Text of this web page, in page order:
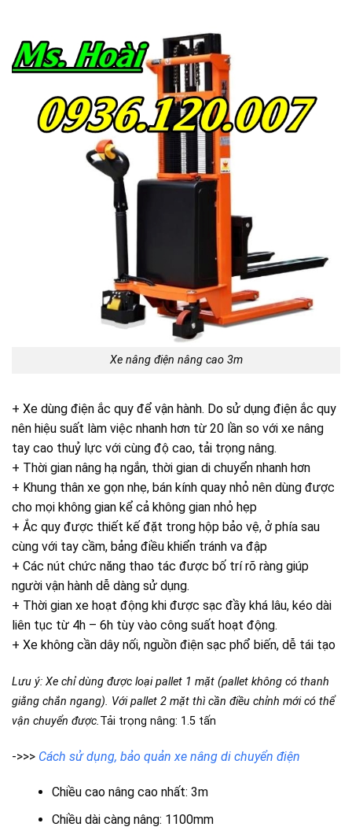
Xe nâng điện nâng cao 3m
+ Xe dùng điện ắc quy để vận hành. Do sử dụng điện ắc quy
nên hiệu suất làm việc nhanh hơn từ 20 lần so với xe nâng
tay cao thuỷ lực với cùng độ cao, tải trọng nâng.
+ Thời gian nâng hạ ngắn, thời gian di chuyển nhanh hơn
+ Khung thân xe gọn nhẹ, bán kính quay nhỏ nên dùng được
cho mọi không gian kể cả không gian nhỏ hẹp
+ Ắc quy được thiết kế đặt trong hộp bảo vệ, ở phía sau
cùng với tay cầm, bảng điều khiển tránh va đập
+ Các nút chức năng thao tác được bố trí rõ ràng giúp
người vận hành dễ dàng sử dụng.
+ Thời gian xe hoạt động khi được sạc đầy khá lâu, kéo dài
liên tục từ 4h – 6h tùy vào công suất hoạt động.
+ Xe không cần dây nối, nguồn điện sạc phổ biến, dễ tái tạo
Lưu ý: Xe chỉ dùng được loại pallet 1 mặt (pallet không có thanh
giằng chắn ngang). Với pallet 2 mặt thì cần điều chỉnh mới có thể
vận chuyển được.Tải trọng nâng: 1.5 tấn
->>> Cách sử dụng, bảo quản xe nâng di chuyển điện
Chiều cao nâng cao nhất: 3m
Chiều dài càng nâng: 1100mm